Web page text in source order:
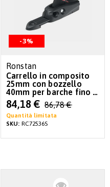
-3%
Ronstan
Carrello in composito
25mm con bozzello
40mm per barche fino a
26 piedi
Special
Price
84,18 € 86,78 €
Quantità limitata
SKU: RC72536S